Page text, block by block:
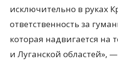
исключительно в руках
ответственность за
которая надвигается на
и Луганской областей»,